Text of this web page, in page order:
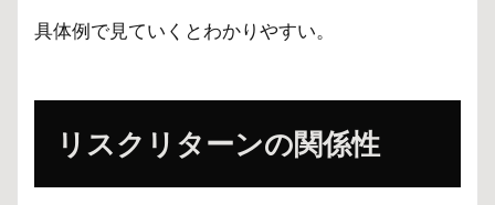
具体例で見ていくとわかりやすい。
リスクリターンの関係性